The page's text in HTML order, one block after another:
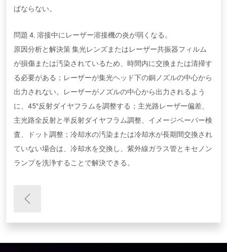
ばならない。
問題 4. 溶接中にレーザー溶接機の炎が弱くなる。
原因分析と解決策 集光レンズまたはレーザー共振器フィルム
が損傷または汚染されているため、時間内に交換または清掃す
る必要がある；レーザーが集光ヘッド下の銅ノズルの中心から
出力されない。レーザーがノズルの中心から出力されるよう
に、45°反射ダイヤフラムを調整する；主光路レーザー偏差、
主光路全反射と半反射ダイヤフラム調整、イメージペーパー検
査、ドット調整；冷却水の汚染または冷却水が長期間交換され
ていない場合は、冷却水を交換し、紫外線ガラス管とキセノン
ランプを洗浄することで解決できる。